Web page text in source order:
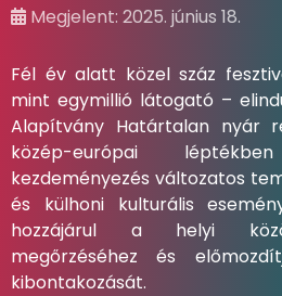
Megjelent: 2025. június 18.
Fél év alatt közel száz
mint egymillió látogató –
Alapítvány Határtalan nyár
közép-európai
kezdeményezés változatos
és külhoni kulturális
hozzájárul a helyi
megőrzéséhez és
kibontakozását.